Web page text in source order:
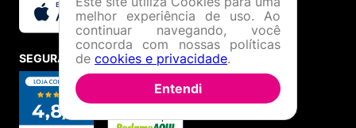
SEGURANÇA E CREDIBILIDADE
melhor experiência de uso. Ao
continuar navegando, você
concorda com nossas políticas
de cookies e privacidade.
Entendi